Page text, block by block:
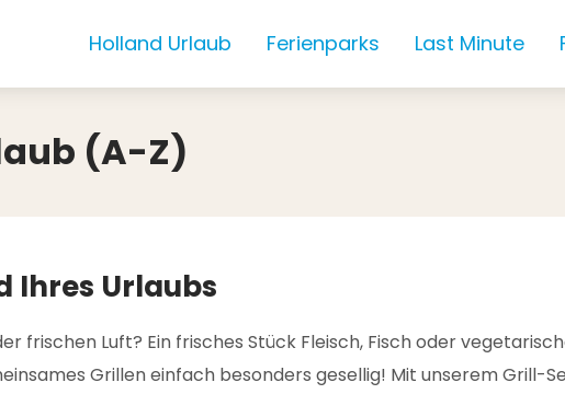
Holland Urlaub Ferienparks Last Minute
(A-Z)
Ihres Urlaubs
frischen Luft? Ein frisches Stück Fleisch, Fisch oder
Grillen einfach besonders gesellig! Mit unserem